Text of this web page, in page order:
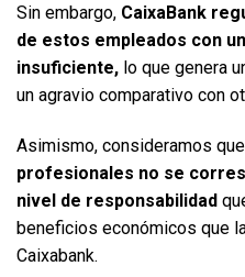
Sin embargo, CaixaBank
de estos empleados con
insuficiente, lo que genera
un agravio comparativo con
Asimismo, consideramos que
profesionales no se
nivel de responsabilidad
beneficios económicos que
Caixabank.